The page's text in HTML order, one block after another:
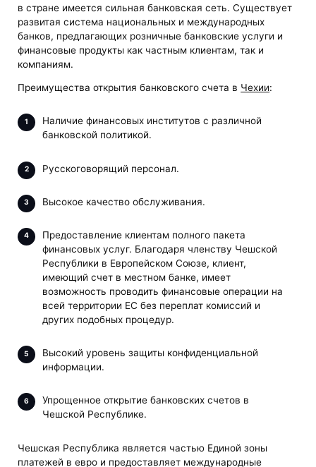
в стране имеется сильная банковская сеть. Существует
развитая система национальных и международных
банков, предлагающих розничные банковские услуги и
финансовые продукты как частным клиентам, так и
компаниям.
Преимущества открытия банковского счета в Чехии:
Наличие финансовых институтов с различной
банковской политикой.
Русскоговорящий персонал.
Высокое качество обслуживания.
Предоставление клиентам полного пакета
финансовых услуг. Благодаря членству Чешской
Республики в Европейском Союзе, клиент,
имеющий счет в местном банке, имеет
возможность проводить финансовые операции на
всей территории ЕС без переплат комиссий и
других подобных процедур.
Высокий уровень защиты конфиденциальной
информации.
Упрощенное открытие банковских счетов в
Чешской Республике.
Чешская Республика является частью Единой зоны
платежей в евро и предоставляет международные